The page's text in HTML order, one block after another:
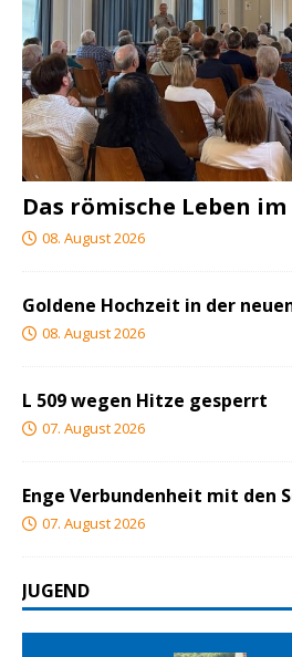
Das römische Leben
08. August 2026
Goldene Hochzeit in der
08. August 2026
L 509 wegen Hitze gesperrt
07. August 2026
Enge Verbundenheit mit den
07. August 2026
JUGEND